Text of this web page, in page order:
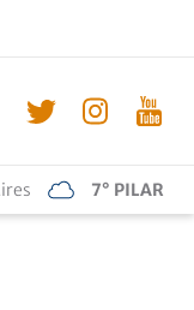
7° PILAR